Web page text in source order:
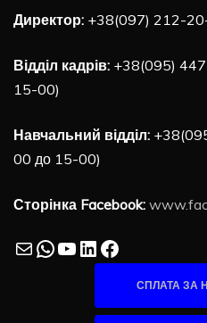
Директор: +38(097) 212-20-
Відділ кадрів: +38(095)
15-00)
Навчальний відділ:
00 до 15-00)
Сторінка Facebook:
MailWhatsApp
YouTube
LinkedIn
Facebook
СПЛАТА ЗА